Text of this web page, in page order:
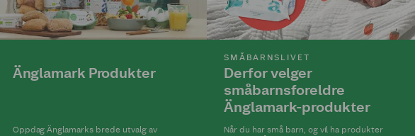
Änglamark Produkter
Oppdag Änglamarks brede utvalg av
SMÅBARNSLIVET
Derfor velger
småbarnsforeldre
Änglamark-produkter
Når du har små barn, og vil ha produkter